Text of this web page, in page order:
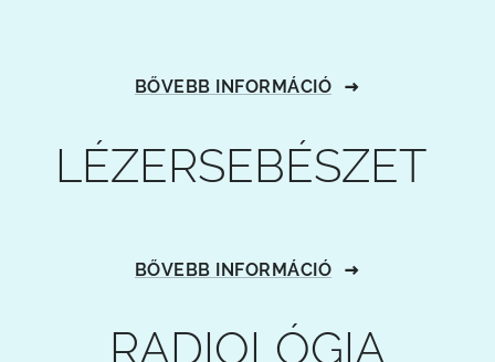
BŐVEBB INFORMÁCIÓ
LÉZERSEBÉSZET
BŐVEBB INFORMÁCIÓ
RADIOLÓGIA